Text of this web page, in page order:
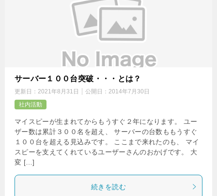
サーバー１００台突破・・・とは？
更新日： 2021年8月31日 公開日： 2014年7月30日
社内活動
マイスピーが生まれてからもうすぐ２年になります。 ユー
ザー数は累計３００名を超え、 サーバーの台数ももうすぐ
１００台を超える見込みです。 ここまで来れたのも、 マイ
スピーを支えてくれているユーザーさんのおかげです。 大
変 […]
続きを読む